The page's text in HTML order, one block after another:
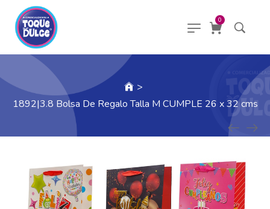
0
>
1892|3.8 Bolsa De Regalo Talla M CUMPLE 26 x 32 cms